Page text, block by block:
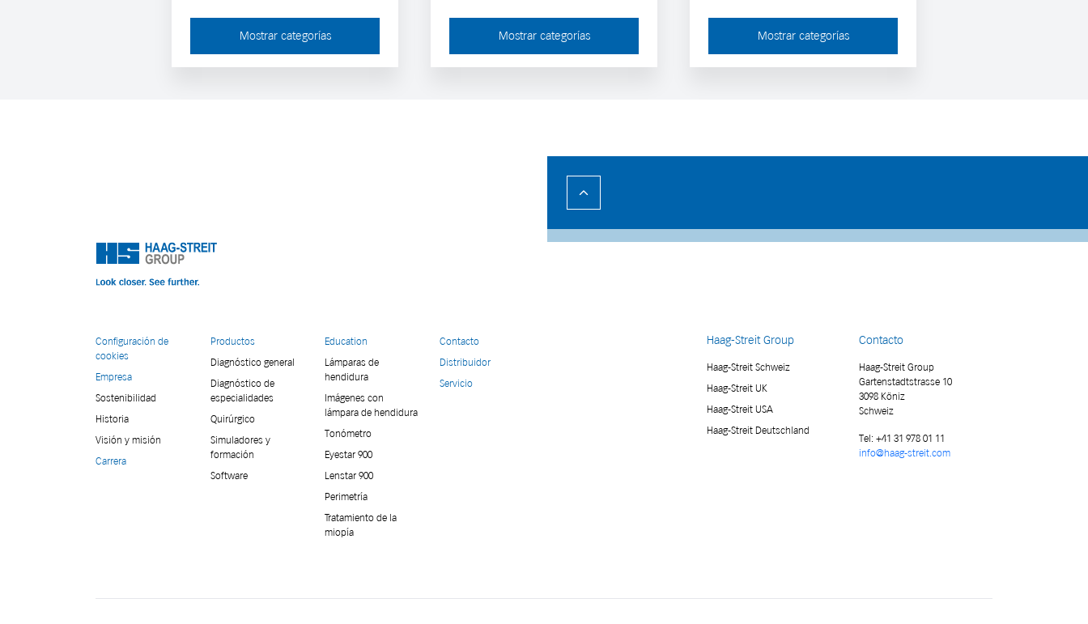
Mostrar categorías Mostrar categorías Mostrar categorías
Configuración de
cookies
Empresa
Sostenibilidad
Historia
Visión y misión
Carrera
Productos
Diagnóstico general
Diagnóstico de
especialidades
Quirúrgico
Simuladores y
formación
Software
Education
Lámparas de
hendidura
Imágenes con
lámpara de hendidura
Tonómetro
Eyestar 900
Lenstar 900
Perimetría
Tratamiento de la
miopía
Contacto
Distribuidor
Servicio
Haag-Streit Group
Haag-Streit Schweiz
Haag-Streit UK
Haag-Streit USA
Haag-Streit Deutschland
Contacto
Haag-Streit Group
Gartenstadtstrasse 10
3098 Köniz
Schweiz
Tel: +41 31 978 01 11
info@haag-streit.com